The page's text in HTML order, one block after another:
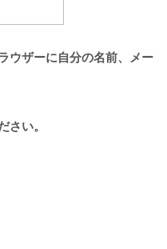
ウザーに自分の名前、メー
さい。